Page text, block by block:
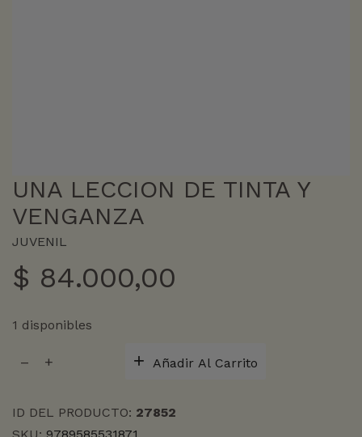
UNA LECCION DE TINTA Y
VENGANZA
JUVENIL
$ 84.000,00
1 disponibles
LECCION
Y
Añadir Al Carrito
ID DEL PRODUCTO: 27852